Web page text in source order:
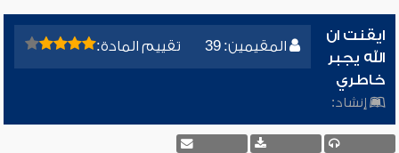
المقيمين: 39 تقييم المادة:
ايقنت ان
الله يجبر
خاطري
إنشاد: